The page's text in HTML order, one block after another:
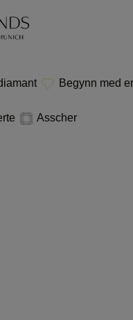
Begynn med
Asscher